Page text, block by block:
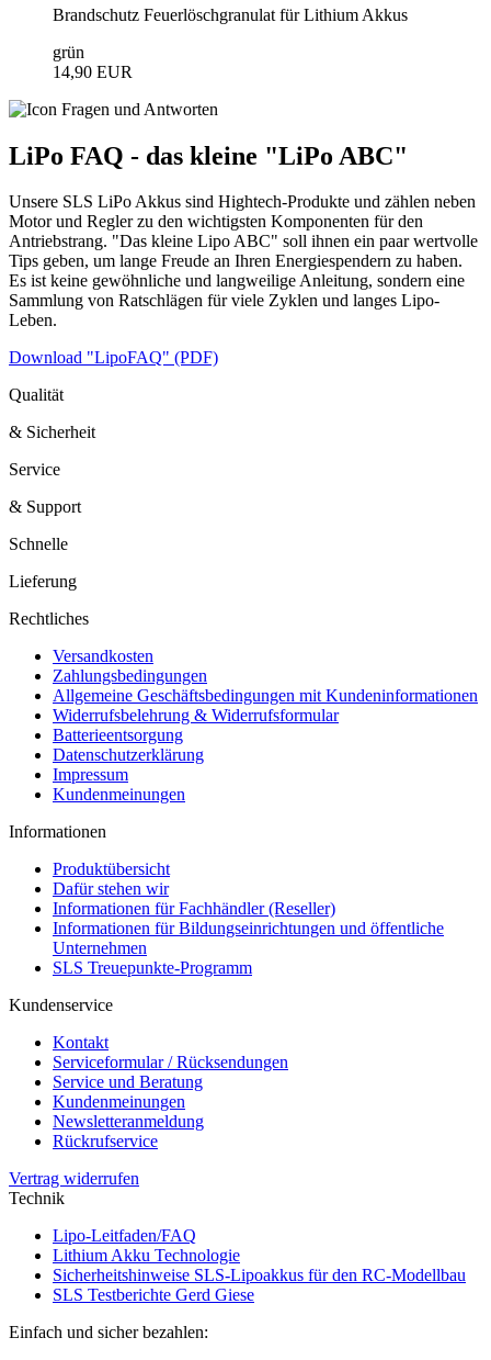
Brandschutz Feuerlöschgranulat für Lithium Akkus
grün
14,90 EUR
LiPo FAQ - das kleine "LiPo ABC"
Unsere SLS LiPo Akkus sind Hightech-Produkte und zählen neben
Motor und Regler zu den wichtigsten Komponenten für den
Antriebstrang. "Das kleine Lipo ABC" soll ihnen ein paar wertvolle
Tips geben, um lange Freude an Ihren Energiespendern zu haben.
Es ist keine gewöhnliche und langweilige Anleitung, sondern eine
Sammlung von Ratschlägen für viele Zyklen und langes Lipo-
Leben.
Download "LipoFAQ" (PDF)
Qualität
& Sicherheit
Service
& Support
Schnelle
Lieferung
Rechtliches
Versandkosten
Zahlungsbedingungen
Allgemeine Geschäftsbedingungen mit Kundeninformationen
Widerrufsbelehrung & Widerrufsformular
Batterieentsorgung
Datenschutzerklärung
Impressum
Kundenmeinungen
Informationen
Produktübersicht
Dafür stehen wir
Informationen für Fachhändler (Reseller)
Informationen für Bildungseinrichtungen und öffentliche
Unternehmen
SLS Treuepunkte-Programm
Kundenservice
Kontakt
Serviceformular / Rücksendungen
Service und Beratung
Kundenmeinungen
Newsletteranmeldung
Rückrufservice
Vertrag widerrufen
Technik
Lipo-Leitfaden/FAQ
Lithium Akku Technologie
Sicherheitshinweise SLS-Lipoakkus für den RC-Modellbau
SLS Testberichte Gerd Giese
Einfach und sicher bezahlen: